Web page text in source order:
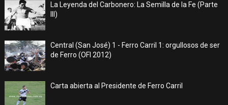
La Leyenda del Carbonero: La Semilla de la Fe (Parte
III)
Central (San José) 1 - Ferro Carril 1: orgullosos de ser
de Ferro (OFI 2012)
Carta abierta al Presidente de Ferro Carril